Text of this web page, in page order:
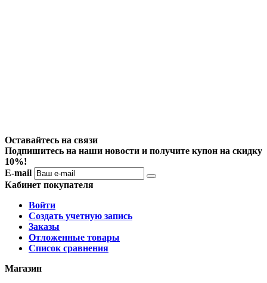
Оставайтесь на связи
Подпишитесь на наши новости и получите купон на скидку
10%!
E-mail
Кабинет покупателя
Войти
Создать учетную запись
Заказы
Отложенные товары
Список сравнения
Магазин